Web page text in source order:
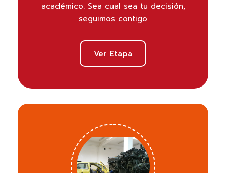
académico. Sea cual sea tu decisión,
seguimos contigo
Ver Etapa